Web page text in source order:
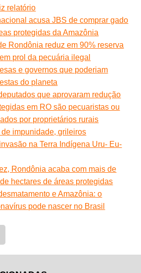
relatório
acusa JBS de comprar gado
protegidas da Amazônia
Rondônia reduz em 90% reserva
prol da pecuária ilegal
e governos que poderiam
do planeta
que aprovaram redução
em RO são pecuaristas ou
por proprietários rurais
impunidade, grileiros
na Terra Indígena Uru- Eu-
Rondônia acaba com mais de
hectares de áreas protegidas
e Amazônia: o
pode nascer no Brasil